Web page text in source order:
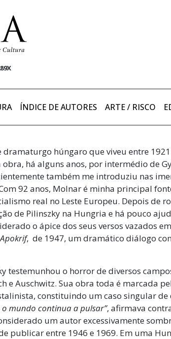
ÍNDICE DE AUTORES ARTE / RISCO
dramaturgo húngaro que viveu entre
obra, há alguns anos, por intermédio de
também me introduziu nas
92 anos, Molnar é minha principal
real no Leste Europeu. Depois de
de Pilinszky na Hungria e há pouco
o ápice dos seus versos vazados
Apokrif, de 1947, um dramático diálogo
testemunhou o horror de diversos
e Auschwitz. Sua obra toda é marcada
constituindo um caso singular de
mundo continua a pulsar”, afirmava
um autor excessivamente
publicar entre 1946 e 1969. Em uma